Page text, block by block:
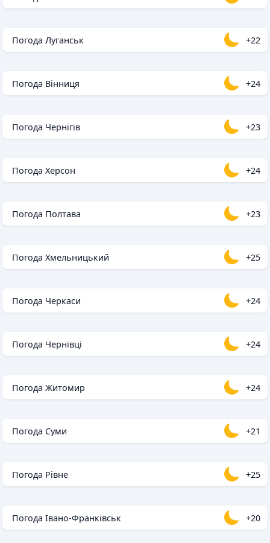
Погода Луганськ +22
Погода Вінниця +24
Погода Чернігів +23
Погода Херсон +24
Погода Полтава +23
Погода Хмельницький +25
Погода Черкаси +24
Погода Чернівці +24
Погода Житомир +24
Погода Суми +21
Погода Рівне +25
Погода Івано-Франківськ +20